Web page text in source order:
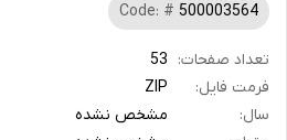
Code: # 500003564
تعداد صفحات: 53
فرمت فایل:
ZIP
سال:
مشخص نشده